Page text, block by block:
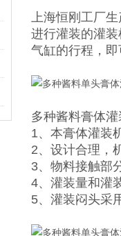
上海恒刚工厂
进行灌装的灌
气缸的行程，
多种酱料膏体
1、本膏体灌装
2、设计合理，
3、物料接触部
4、灌装量和灌
5、灌装闷头采